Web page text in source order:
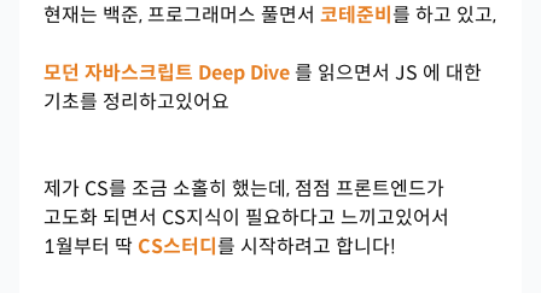
현재는 백준, 프로그래머스 풀면서 코테준비 를 하고 있고,
모던 자바스크립트 Deep Dive 를 읽으면서 JS 에 대한
기초를 정리하고있어요
제가 CS를 조금 소홀히 했는데, 점점 프론트엔드가
고도화 되면서 CS지식이 필요하다고 느끼고있어서
1월부터 딱 CS스터디 를 시작하려고 합니다!